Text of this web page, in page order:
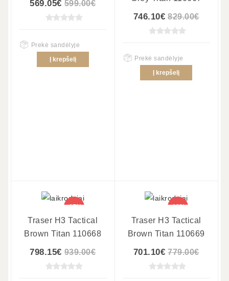
569.05€ 599.00€
Prekė sandėlyje
Į krepšelį
746.10€ 829.00€
Prekė sandėlyje
Į krepšelį
-15%
Traser H3 Tactical
Brown Titan 110668
798.15€ 939.00€
-10%
Traser H3 Tactical
Brown Titan 110669
701.10€ 779.00€